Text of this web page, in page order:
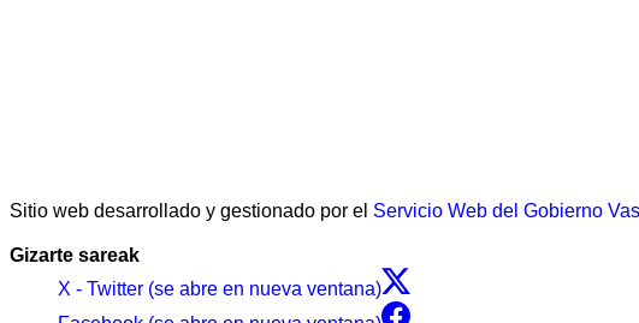
Sitio web desarrollado y gestionado por el Servicio Web del Gobierno
Gizarte sareak
X - Twitter (se abre en nueva ventana)